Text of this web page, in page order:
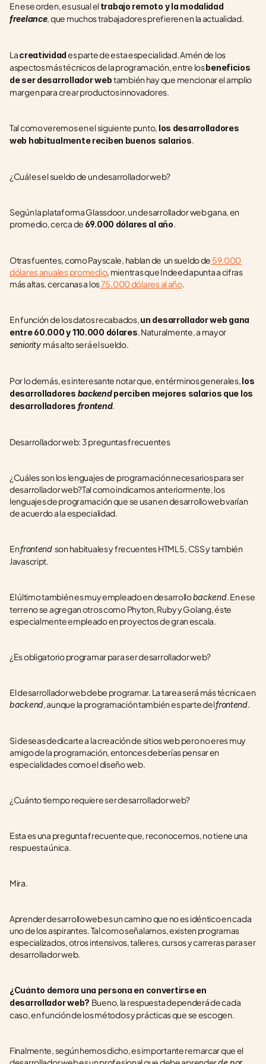
En ese orden, es usual el
freelance, que muchos trabajadores prefieren en la actualidad.
La creatividad es parte de esta especialidad. Amén de los
aspectos más técnicos de la programación, entre los beneficios
de ser desarrollador web también hay que mencionar el amplio
margen para crear productos innovadores.
Tal como veremos en el siguiente punto, los desarrolladores
web habitualmente reciben buenos salarios.
¿Cuál es el sueldo de un desarrollador web?
Según la plataforma Glassdoor, un desarrollador web gana, en
promedio, cerca de 69.000 dólares al año.
Otras fuentes, como Payscale, hablan de  un sueldo de 59.000
dólares anuales promedio, mientras que Indeed apunta a cifras
más altas, cercanas a los 75.000 dólares al año.
En función de los datos recabados, un desarrollador web gana
entre 60.000 y 110.000 dólares
seniority más alto será el sueldo.
Por lo demás, es interesante notar que, en términos generales, los
desarrolladores backend perciben mejores salarios que los
desarrolladores frontend.
Desarrollador web: 3 preguntas frecuentes
¿Cuáles son los lenguajes de programación necesarios para ser
desarrollador web?Tal como indicamos anteriormente, los
lenguajes de programación que se usan en desarrollo web varían
de acuerdo a la especialidad.
En frontend son habituales y frecuentes HTML 5, CSS y también
Javascript.
El último también es muy empleado en desarrollo backend. En ese
terreno se agregan otros como Phyton, Ruby y Golang, éste
especialmente empleado en proyectos de gran escala.
¿Es obligatorio programar para ser desarrollador web?
backend, aunque la programación también es parte del frontend.
Si deseas dedicarte a la creación de sitios web pero no eres muy
amigo de la programación, entonces deberías pensar en
especialidades como el diseño web.
¿Cuánto tiempo requiere ser desarrollador web?
Esta es una pregunta frecuente que, reconocemos, no tiene una
respuesta única.
Mira.
Aprender desarrollo web es un camino que no es idéntico en cada
uno de los aspirantes. Tal como señalamos, existen programas
especializados, otros intensivos, talleres, cursos y carreras para ser
desarrollador web.
¿Cuánto demora una persona en convertirse en
desarrollador web? Bueno, la respuesta dependerá de cada
caso, en función de los métodos y prácticas que se escogen.
Finalmente, según hemos dicho, es importante remarcar que el